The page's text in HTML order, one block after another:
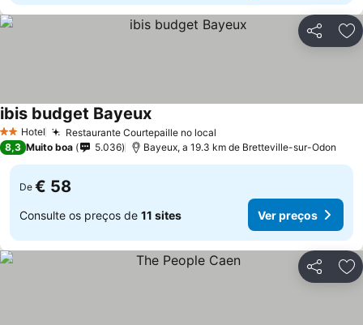
Partilhar
2 Estrelas
Hotel Restaurante Courtepaille no local
ibis budget Bayeux
8,3 Muito boa 5.036 Bayeux, a 19.3 km de Bretteville-sur-Odon
De € 58
Consulte os preços de 11 sites Ver preços
Partilhar